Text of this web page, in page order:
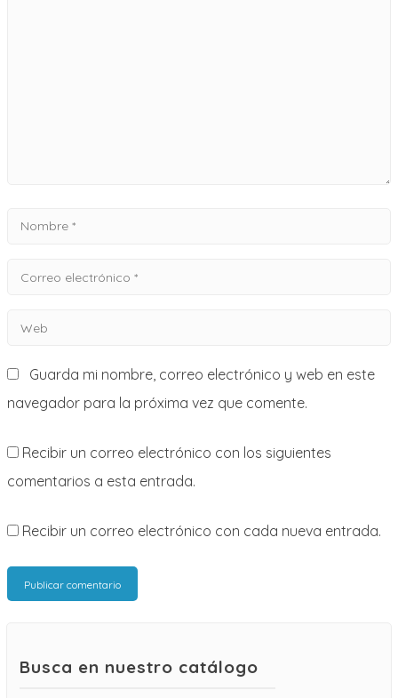
Nombre
Correo
Web
Guarda mi nombre, correo electrónico y web en este
navegador para la próxima vez que comente.
Recibir un correo electrónico con los siguientes
comentarios a esta entrada.
Recibir un correo electrónico con cada nueva entrada.
Busca en nuestro catálogo